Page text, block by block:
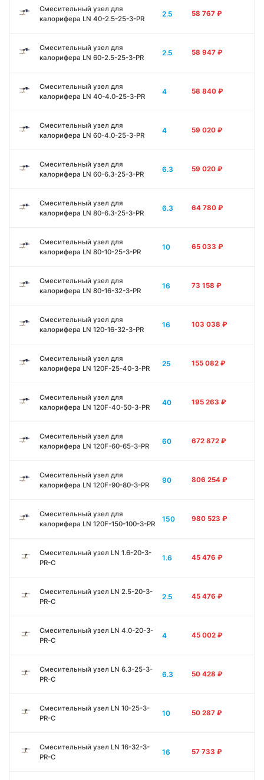
Смесительный узел для
калорифера LN 40-2.5-25-3-PR
2.5 58 767 ₽
Смесительный узел для
калорифера LN 60-2.5-25-3-PR
2.5 58 947 ₽
Смесительный узел для
калорифера LN 40-4.0-25-3-PR
4 58 840 ₽
Смесительный узел для
калорифера LN 60-4.0-25-3-PR
4 59 020 ₽
Смесительный узел для
калорифера LN 60-6.3-25-3-PR
6.3 59 020 ₽
Смесительный узел для
калорифера LN 80-6.3-25-3-PR
6.3 64 780 ₽
Смесительный узел для
калорифера LN 80-10-25-3-PR
10 65 033 ₽
Смесительный узел для
калорифера LN 80-16-32-3-PR
16 73 158 ₽
Смесительный узел для
калорифера LN 120-16-32-3-PR
16 103 038 ₽
Смесительный узел для
калорифера LN 120F-25-40-3-PR
25 155 082 ₽
Смесительный узел для
калорифера LN 120F-40-50-3-PR
40 195 263 ₽
Смесительный узел для
калорифера LN 120F-60-65-3-PR
60 672 872 ₽
Смесительный узел для
калорифера LN 120F-90-80-3-PR
90 806 254 ₽
Смесительный узел для
калорифера LN 120F-150-100-3-PR
150 980 523 ₽
Смесительный узел LN 1.6-20-3-
PR-C
1.6 45 476 ₽
Смесительный узел LN 2.5-20-3-
PR-C
2.5 45 476 ₽
Смесительный узел LN 4.0-20-3-
PR-C
4 45 002 ₽
Смесительный узел LN 6.3-25-3-
PR-C
6.3 50 428 ₽
Смесительный узел LN 10-25-3-
PR-C
10 50 287 ₽
Смесительный узел LN 16-32-3-
PR-C
16 57 733 ₽